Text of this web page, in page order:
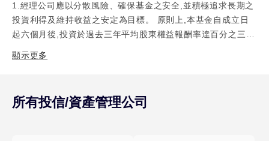
1.經理公司應以分散風險、確保基金之安全,並積極追求長期之
投資利得及維持收益之安定為目標。 原則上,本基金自成立日
起六個月後,投資於過去三年平均股東權益報酬率達百分之三以
不受上述比例之限制。 所謂特殊情形係指本基金信託契約終止
顯示更多
所有投信/資產管理公司